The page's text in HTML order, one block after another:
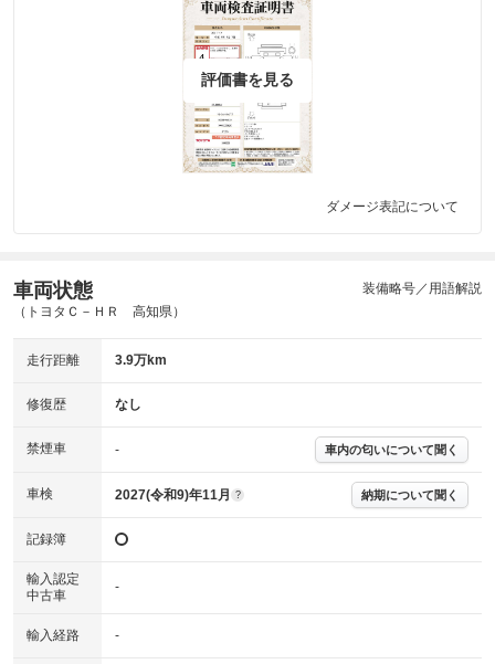
評価書を見る
ダメージ表記について
車両状態
（トヨタＣ－ＨＲ 高知県）
装備略号／用語解説
走行距離 3.9万km
修復歴 なし
禁煙車 - 車内の匂いについて聞く
車検 2027(令和9)年11月 ? 納期について聞く
記録簿
輸入認定
中古車
-
輸入経路 -